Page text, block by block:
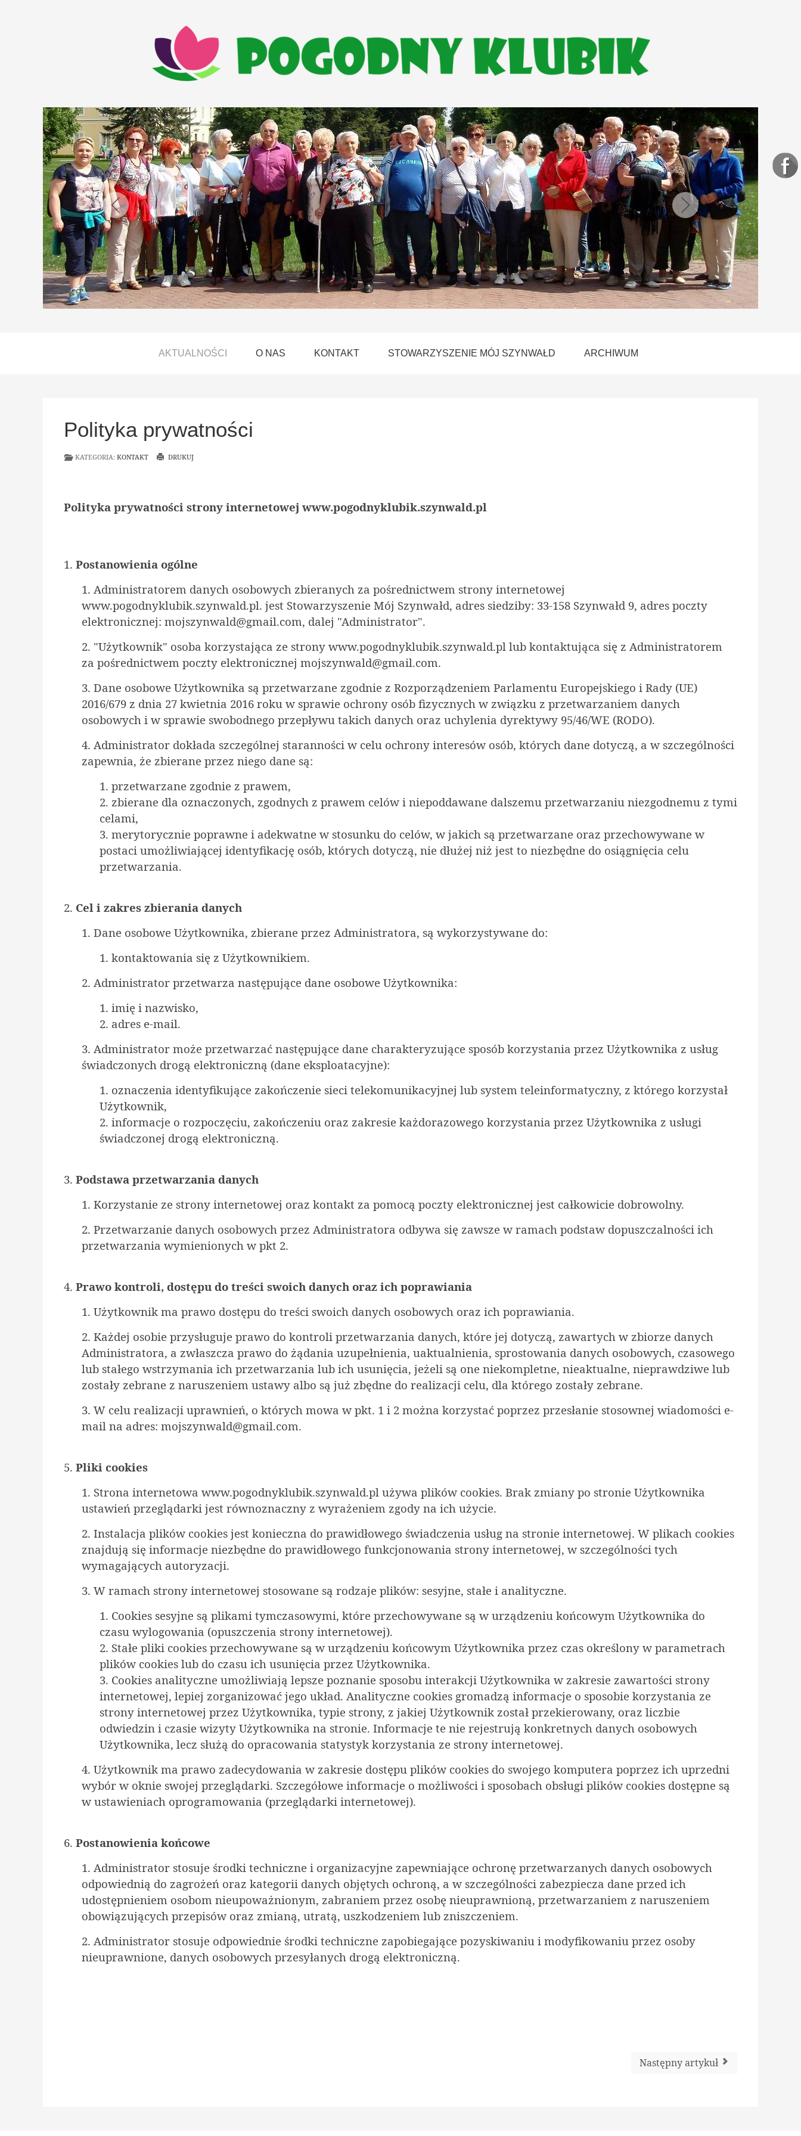
AKTUALNOŚCI O NAS KONTAKT STOWARZYSZENIE MÓJ SZYNWAŁD ARCHIWUM
Polityka prywatności
KATEGORIA: KONTAKT DRUKUJ
Polityka prywatności strony internetowej www.pogodnyklubik.szynwald.pl
1. Postanowienia ogólne
1. Administratorem danych osobowych zbieranych za pośrednictwem strony internetowej
www.pogodnyklubik.szynwald.pl. jest Stowarzyszenie Mój Szynwałd, adres siedziby: 33-158 Szynwałd 9, adres poczty
elektronicznej: mojszynwald@gmail.com, dalej "Administrator".
2. "Użytkownik" osoba korzystająca ze strony www.pogodnyklubik.szynwald.pl lub kontaktująca się z Administratorem
za pośrednictwem poczty elektronicznej mojszynwald@gmail.com.
3. Dane osobowe Użytkownika są przetwarzane zgodnie z Rozporządzeniem Parlamentu Europejskiego i Rady (UE)
2016/679 z dnia 27 kwietnia 2016 roku w sprawie ochrony osób fizycznych w związku z przetwarzaniem danych
osobowych i w sprawie swobodnego przepływu takich danych oraz uchylenia dyrektywy 95/46/WE (RODO).
4. Administrator dokłada szczególnej staranności w celu ochrony interesów osób, których dane dotyczą, a w szczególności
zapewnia, że zbierane przez niego dane są:
1. przetwarzane zgodnie z prawem,
2. zbierane dla oznaczonych, zgodnych z prawem celów i niepoddawane dalszemu przetwarzaniu niezgodnemu z tymi
celami,
3. merytorycznie poprawne i adekwatne w stosunku do celów, w jakich są przetwarzane oraz przechowywane w
postaci umożliwiającej identyfikację osób, których dotyczą, nie dłużej niż jest to niezbędne do osiągnięcia celu
przetwarzania.
2. Cel i zakres zbierania danych
1. Dane osobowe Użytkownika, zbierane przez Administratora, są wykorzystywane do:
1. kontaktowania się z Użytkownikiem.
2. Administrator przetwarza następujące dane osobowe Użytkownika:
1. imię i nazwisko,
2. adres e-mail.
3. Administrator może przetwarzać następujące dane charakteryzujące sposób korzystania przez Użytkownika z usług
świadczonych drogą elektroniczną (dane eksploatacyjne):
1. oznaczenia identyfikujące zakończenie sieci telekomunikacyjnej lub system teleinformatyczny, z którego korzystał
Użytkownik,
2. informacje o rozpoczęciu, zakończeniu oraz zakresie każdorazowego korzystania przez Użytkownika z usługi
świadczonej drogą elektroniczną.
3. Podstawa przetwarzania danych
1. Korzystanie ze strony internetowej oraz kontakt za pomocą poczty elektronicznej jest całkowicie dobrowolny.
2. Przetwarzanie danych osobowych przez Administratora odbywa się zawsze w ramach podstaw dopuszczalności ich
przetwarzania wymienionych w pkt 2.
4. Prawo kontroli, dostępu do treści swoich danych oraz ich poprawiania
1. Użytkownik ma prawo dostępu do treści swoich danych osobowych oraz ich poprawiania.
2. Każdej osobie przysługuje prawo do kontroli przetwarzania danych, które jej dotyczą, zawartych w zbiorze danych
Administratora, a zwłaszcza prawo do żądania uzupełnienia, uaktualnienia, sprostowania danych osobowych, czasowego
lub stałego wstrzymania ich przetwarzania lub ich usunięcia, jeżeli są one niekompletne, nieaktualne, nieprawdziwe lub
zostały zebrane z naruszeniem ustawy albo są już zbędne do realizacji celu, dla którego zostały zebrane.
3. W celu realizacji uprawnień, o których mowa w pkt. 1 i 2 można korzystać poprzez przesłanie stosownej wiadomości e-
mail na adres: mojszynwald@gmail.com.
5. Pliki cookies
1. Strona internetowa www.pogodnyklubik.szynwald.pl używa plików cookies. Brak zmiany po stronie Użytkownika
ustawień przeglądarki jest równoznaczny z wyrażeniem zgody na ich użycie.
2. Instalacja plików cookies jest konieczna do prawidłowego świadczenia usług na stronie internetowej. W plikach cookies
znajdują się informacje niezbędne do prawidłowego funkcjonowania strony internetowej, w szczególności tych
wymagających autoryzacji.
3. W ramach strony internetowej stosowane są rodzaje plików: sesyjne, stałe i analityczne.
1. Cookies sesyjne są plikami tymczasowymi, które przechowywane są w urządzeniu końcowym Użytkownika do
czasu wylogowania (opuszczenia strony internetowej).
2. Stałe pliki cookies przechowywane są w urządzeniu końcowym Użytkownika przez czas określony w parametrach
plików cookies lub do czasu ich usunięcia przez Użytkownika.
3. Cookies analityczne umożliwiają lepsze poznanie sposobu interakcji Użytkownika w zakresie zawartości strony
internetowej, lepiej zorganizować jego układ. Analityczne cookies gromadzą informacje o sposobie korzystania ze
strony internetowej przez Użytkownika, typie strony, z jakiej Użytkownik został przekierowany, oraz liczbie
odwiedzin i czasie wizyty Użytkownika na stronie. Informacje te nie rejestrują konkretnych danych osobowych
Użytkownika, lecz służą do opracowania statystyk korzystania ze strony internetowej.
4. Użytkownik ma prawo zadecydowania w zakresie dostępu plików cookies do swojego komputera poprzez ich uprzedni
wybór w oknie swojej przeglądarki. Szczegółowe informacje o możliwości i sposobach obsługi plików cookies dostępne są
w ustawieniach oprogramowania (przeglądarki internetowej).
6. Postanowienia końcowe
1. Administrator stosuje środki techniczne i organizacyjne zapewniające ochronę przetwarzanych danych osobowych
odpowiednią do zagrożeń oraz kategorii danych objętych ochroną, a w szczególności zabezpiecza dane przed ich
udostępnieniem osobom nieupoważnionym, zabraniem przez osobę nieuprawnioną, przetwarzaniem z naruszeniem
obowiązujących przepisów oraz zmianą, utratą, uszkodzeniem lub zniszczeniem.
2. Administrator stosuje odpowiednie środki techniczne zapobiegające pozyskiwaniu i modyfikowaniu przez osoby
nieuprawnione, danych osobowych przesyłanych drogą elektroniczną.
Następny artykuł